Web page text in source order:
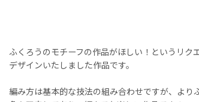
ふくろうのモチーフの作品がほしい！というリク
デザインいたしました作品です。
編み方は基本的な技法の組み合わせですが、より